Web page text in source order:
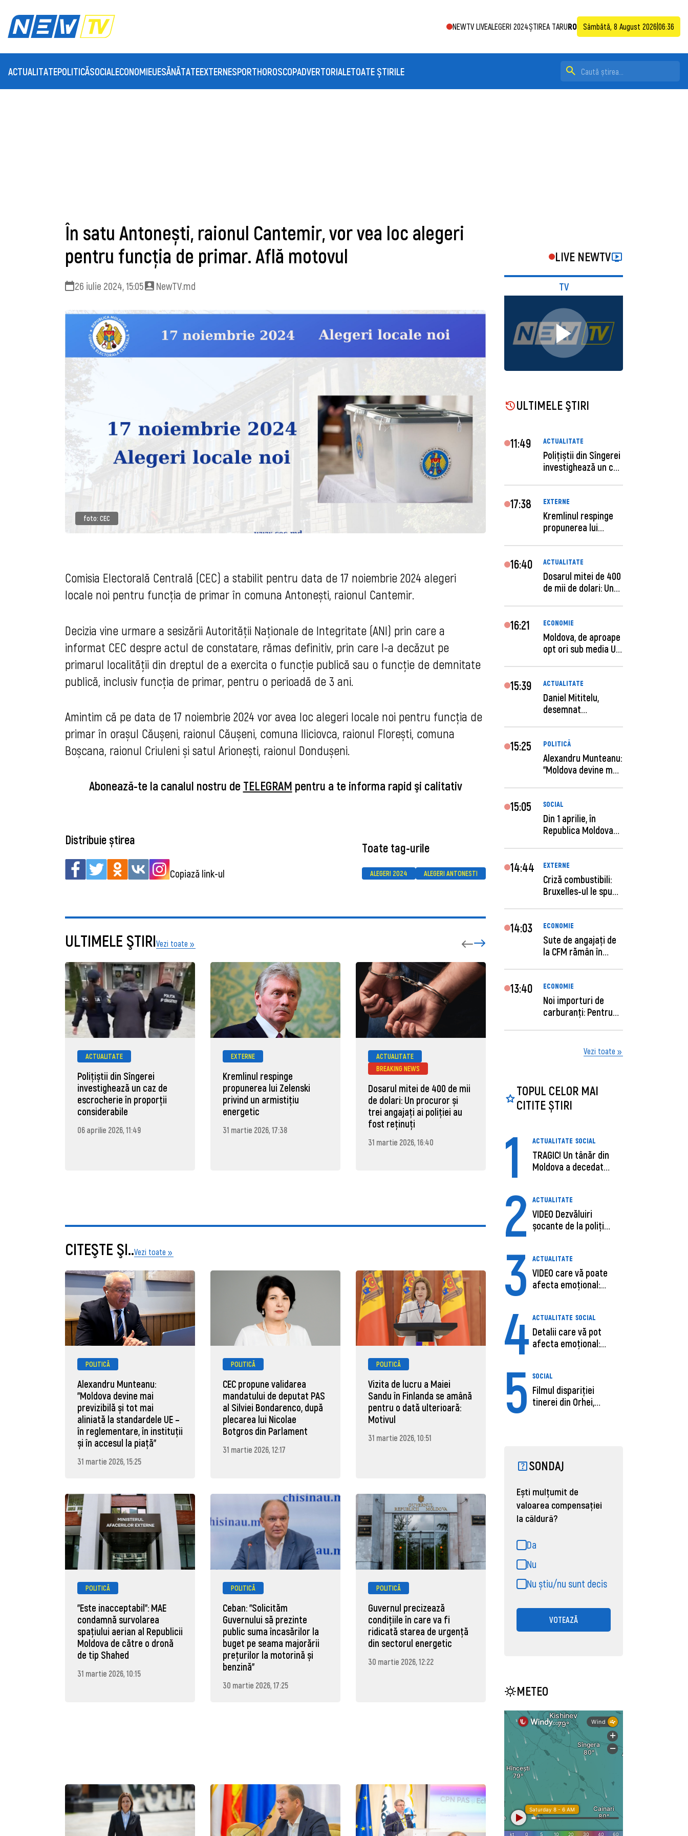
NEWTV LIVEALEGERI 2024ȘTIREA TARURO Sâmbătă, 8 August 2026 06:36
ACTUALITATEPOLITICĂSOCIAL ECONOMIEUESĂNĂTATEEXTERNESPORTHOROSCOPADVERTORIALETOATE ȘTIRILE
În satu Antonești, raionul Cantemir, vor vea loc alegeri
pentru funcția de primar. Află motovul
26 iulie 2024, 15:05 NewTV.md
foto: CEC
Comisia Electorală Centrală (CEC) a stabilit pentru data de 17 noiembrie 2024 alegeri
locale noi pentru funcția de primar în comuna Antonești, raionul Cantemir.
Decizia vine urmare a sesizării Autorității Naționale de Integritate (ANI) prin care a
informat CEC despre actul de constatare, rămas definitiv, prin care l-a decăzut pe
primarul localității din dreptul de a exercita o funcție publică sau o funcție de demnitate
publică, inclusiv funcția de primar, pentru o perioadă de 3 ani.
Amintim că pe data de 17 noiembrie 2024 vor avea loc alegeri locale noi pentru funcția de
primar în orașul Căușeni, raionul Căușeni, comuna Iliciovca, raionul Florești, comuna
Boșcana, raionul Criuleni și satul Arionești, raionul Dondușeni.
Abonează-te la canalul nostru de TELEGRAM pentru a te informa rapid şi calitativ
Distribuie știrea
Copiază link-ul
Toate tag-urile
ALEGERI 2024 ALEGERI ANTONESTI
ULTIMELE ŞTIRIVezi toate
ACTUALITATE
Polițiștii din Sîngerei
investighează un caz de
escrocherie în proporții
considerabile
06 aprilie 2026, 11:49
EXTERNE
Kremlinul respinge
propunerea lui Zelenski
privind un armistițiu
energetic
31 martie 2026, 17:38
ACTUALITATE
BREAKING NEWS
Dosarul mitei de 400 de mii
de dolari: Un procuror și
trei angajați ai poliției au
fost reținuți
31 martie 2026, 16:40
sub media UE la costul
muncii pe ora
CITEŞTE ŞI..Vezi toate
POLITICĂ
Alexandru Munteanu:
"Moldova devine mai
previzibilă și tot mai
aliniată la standardele UE –
în reglementare, în instituții
și în accesul la piață"
31 martie 2026, 15:25
POLITICĂ
CEC propune validarea
mandatului de deputat PAS
al Silviei Bondarenco, după
plecarea lui Nicolae
Botgros din Parlament
31 martie 2026, 12:17
POLITICĂ
Vizita de lucru a Maiei
Sandu în Finlanda se amână
pentru o dată ulterioară:
Motivul
31 martie 2026, 10:51
POLITICĂ
"Este inacceptabil": MAE
condamnă survolarea
spațiului aerian al Republicii
Moldova de către o dronă
de tip Shahed
31 martie 2026, 10:15
POLITICĂ
Ceban: "Solicităm
Guvernului să prezinte
public suma încasărilor la
buget pe seama majorării
prețurilor la motorină și
benzină"
30 martie 2026, 17:25
POLITICĂ
Guvernul precizează
condițiile în care va fi
ridicată starea de urgență
din sectorul energetic
30 martie 2026, 12:22
LIVE NEWTV
TV
ULTIMELE ŞTIRI
11:49 ACTUALITATE
Polițiștii din Sîngerei
investighează un caz
17:38 EXTERNE
Kremlinul respinge
propunerea lui
16:40 ACTUALITATE
Dosarul mitei de 400
de mii de dolari: Un
16:21 ECONOMIE
Moldova, de aproape
opt ori sub media UE
15:39 ACTUALITATE
Daniel Mititelu,
desemnat
15:25 POLITICĂ
Alexandru Munteanu:
"Moldova devine mai
15:05 SOCIAL
Din 1 aprilie, în
Republica Moldova
14:44 EXTERNE
Criză combustibili:
Bruxelles-ul le spune
14:03 ECONOMIE
Sute de angajaţi de
la CFM rămân în
13:40 ECONOMIE
Noi importuri de
carburanți: Pentru
Vezi toate
TOPUL CELOR MAI
CITITE ȘTIRI
1 ACTUALITATE SOCIAL
TRAGIC! Un tânăr din
Moldova a decedat
2 ACTUALITATE
VIDEO Dezvăluiri
șocante de la poliție,
3 ACTUALITATE
VIDEO care vă poate
afecta emoțional:
4 ACTUALITATE SOCIAL
Detalii care vă pot
afecta emoțional:
5 SOCIAL
Filmul dispariției
tinerei din Orhei,
SONDAJ
Ești mulțumit de
valoarea compensației
la căldură?
Da
Nu
Nu știu/nu sunt decis
VOTEAZĂ
METEO